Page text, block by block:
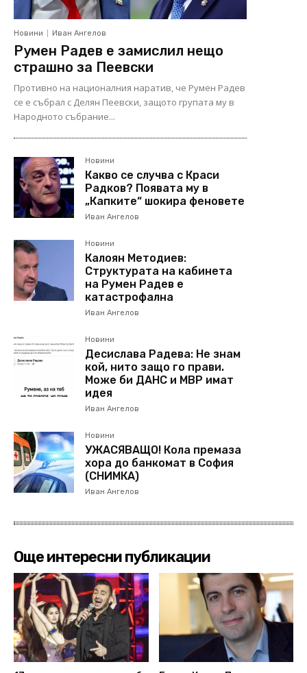
Новини Иван Ангелов
Румен Радев е замислил нещо
страшно за Пеевски
Противно на националния наратив, че Румен Радев
се е събрал с Делян Пеевски, защото групата му в
Народното събрание...
Новини
Какво се случва с Краси
Радков? Появата му в
„Капките“ шокира феновете
Иван Ангелов
Новини
Калоян Методиев:
Структурата на кабинета
на Румен Радев е
катастрофална
Иван Ангелов
Новини
Десислава Радева: Не знам
кой, нито защо го прави.
Може би ДАНС и МВР имат
идея
Иван Ангелов
Новини
УЖАСЯВАЩО! Кола премаза
хора до банкомат в София
(СНИМКА)
Иван Ангелов
Още интересни публикации